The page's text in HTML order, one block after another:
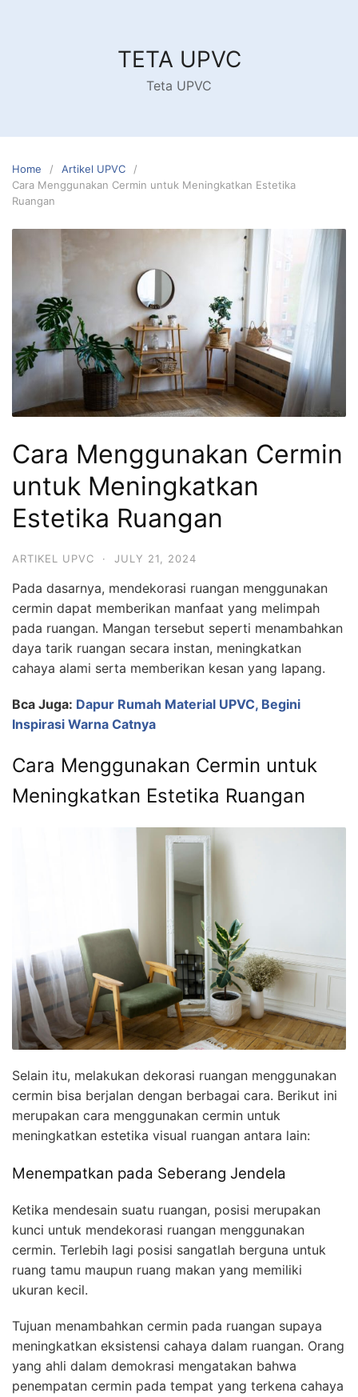
TETA UPVC
Teta UPVC
Home
Artikel UPVC
Cara Menggunakan Cermin untuk Meningkatkan Estetika
Ruangan
Cara Menggunakan Cermin
untuk Meningkatkan
Estetika Ruangan
ARTIKEL UPVC · JULY 21, 2024
Pada dasarnya, mendekorasi ruangan menggunakan
cermin dapat memberikan manfaat yang melimpah
pada ruangan. Mangan tersebut seperti menambahkan
daya tarik ruangan secara instan, meningkatkan
cahaya alami serta memberikan kesan yang lapang.
Bca Juga: Dapur Rumah Material UPVC, Begini
Inspirasi Warna Catnya
Cara Menggunakan Cermin untuk
Meningkatkan Estetika Ruangan
Selain itu, melakukan dekorasi ruangan menggunakan
cermin bisa berjalan dengan berbagai cara. Berikut ini
merupakan cara menggunakan cermin untuk
meningkatkan estetika visual ruangan antara lain:
Menempatkan pada Seberang Jendela
Ketika mendesain suatu ruangan, posisi merupakan
kunci untuk mendekorasi ruangan menggunakan
cermin. Terlebih lagi posisi sangatlah berguna untuk
ruang tamu maupun ruang makan yang memiliki
ukuran kecil.
Tujuan menambahkan cermin pada ruangan supaya
meningkatkan eksistensi cahaya dalam ruangan. Orang
yang ahli dalam demokrasi mengatakan bahwa
penempatan cermin pada tempat yang terkena cahaya